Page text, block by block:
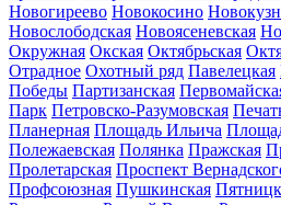
Новогиреево Новокосино
Новослободская Новоясеневская
Окружная Окская Октябрьская
Отрадное Охотный ряд Павелецкая
Победы Партизанская
Парк Петровско-Разумовская
Планерная Площадь Ильича
Полежаевская Полянка Пражская
Пролетарская Проспект
Профсоюзная Пушкинская